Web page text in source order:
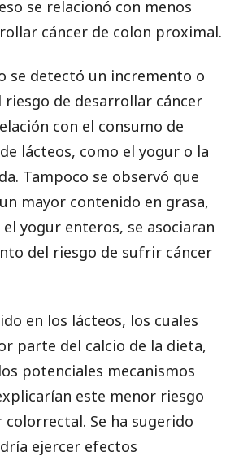
se relacionó con menos
cáncer de colon proximal.
se detectó un incremento o
de desarrollar cáncer
con el consumo de
lácteos, como el yogur o la
Tampoco se observó que
mayor contenido en grasa,
yogur enteros, se asociaran
del riesgo de sufrir cáncer
en los lácteos, los cuales
parte del calcio de la dieta,
potenciales mecanismos
este menor riesgo
Se ha sugerido
ejercer efectos